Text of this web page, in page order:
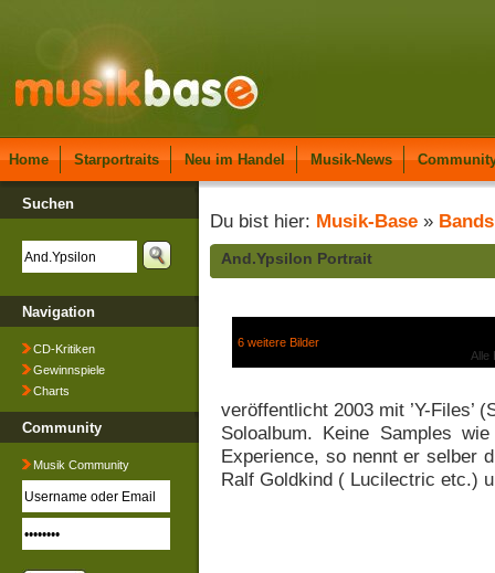
Home Starportraits Neu im Handel Musik-News
Suchen
Navigation
CD-Kritiken
Gewinnspiele
Charts
Community
Musik Community
Du bist hier: Musik-Base » Bands
And.Ypsilon Portrait
6 weitere Bilder
Alle
veröffentlicht 2003 mit ’Y-Files’
Soloalbum. Keine Samples
Experience, so nennt er selber
Ralf Goldkind ( Lucilectric etc.)